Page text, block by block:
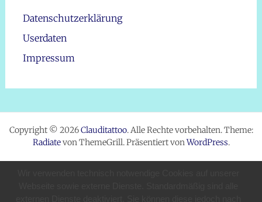
Datenschutzerklärung
Userdaten
Impressum
Copyright © 2026Clauditattoo. Alle Rechte vorbehalten. Theme:
Radiatevon ThemeGrill. Präsentiert vonWordPress.